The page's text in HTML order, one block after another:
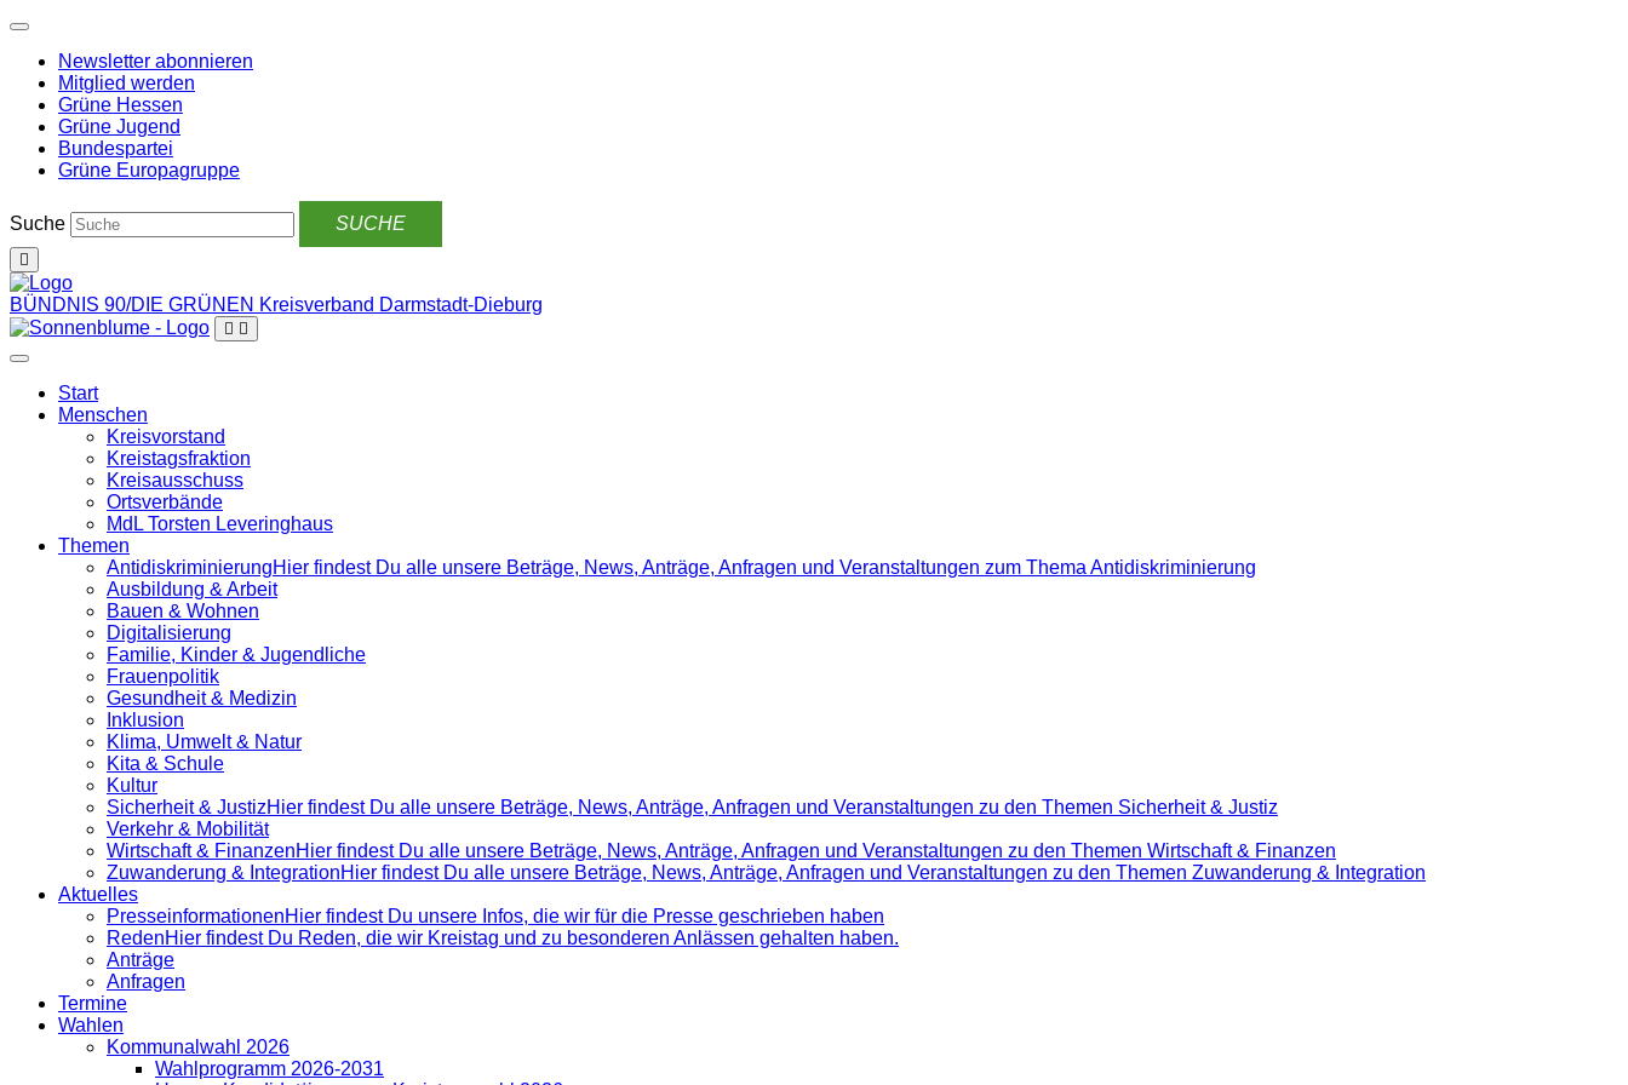
Weiter
Inhalt
Newsletter abonnieren
Mitglied werden
Grüne Hessen
Grüne Jugend
Bundespartei
Grüne Europagruppe
Suche
BÜNDNIS 90/DIE GRÜNEN Kreisverband Darmstadt-Dieburg
Start
Menschen
Kreisvorstand
Kreistagsfraktion
Kreisausschuss
Ortsverbände
MdL Torsten Leveringhaus
Themen
Antidiskrimi­nierungHier findest Du alle unsere Beträge, News, Anträge, Anfragen und Veranstaltungen zum Thema Antidiskriminierung
Ausbildung & Arbeit
Bauen & Wohnen
Digitalisierung
Familie, Kinder & Jugendliche
Frauenpolitik
Gesundheit & Medizin
Inklusion
Klima, Umwelt & Natur
Kita & Schule
Kultur
Sicherheit & JustizHier findest Du alle unsere Beträge, News, Anträge, Anfragen und Veranstaltungen zu den Themen Sicherheit & Justiz
Verkehr & Mobilität
Wirtschaft & FinanzenHier findest Du alle unsere Beträge, News, Anträge, Anfragen und Veranstaltungen zu den Themen Wirtschaft & Finanzen
Zuwanderung & IntegrationHier findest Du alle unsere Beträge, News, Anträge, Anfragen und Veranstaltungen zu den Themen Zuwanderung & Integration
Aktuelles
Presse­informationenHier findest Du unsere Infos, die wir für die Presse geschrieben haben
RedenHier findest Du Reden, die wir Kreistag und zu besonderen Anlässen gehalten haben.
Anträge
Anfragen
Termine
Wahlen
Kommunalwahl 2026
Wahlprogramm 2026-2031